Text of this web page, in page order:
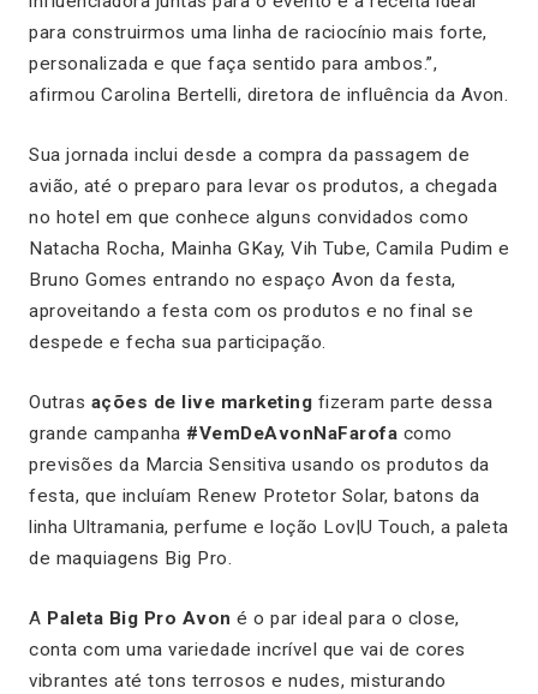
para construirmos uma linha de raciocínio mais forte,
personalizada e que faça sentido para ambos.”,
afirmou Carolina Bertelli, diretora de influência da Avon.
Sua jornada inclui desde a compra da passagem de
avião, até o preparo para levar os produtos, a chegada
no hotel em que conhece alguns convidados como
Natacha Rocha, Mainha GKay, Vih Tube, Camila Pudim e
Bruno Gomes entrando no espaço Avon da festa,
aproveitando a festa com os produtos e no final se
despede e fecha sua participação.
Outras ações de live marketing fizeram parte dessa
grande campanha #VemDeAvonNaFarofa como
previsões da Marcia Sensitiva usando os produtos da
festa, que incluíam Renew Protetor Solar, batons da
linha Ultramania, perfume e loção Lov|U Touch, a paleta
de maquiagens Big Pro.
A Paleta Big Pro Avon é o par ideal para o close,
conta com uma variedade incrível que vai de cores
vibrantes até tons terrosos e nudes, misturando